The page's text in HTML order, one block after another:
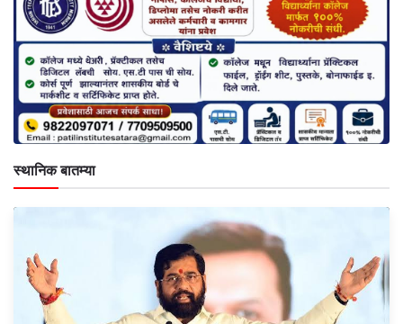
स्थानिक बातम्या